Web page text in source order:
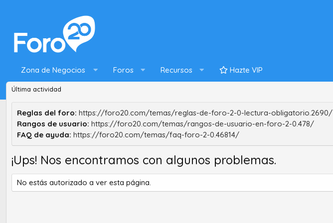
Zona de Negocios Foros Recursos Hazte VIP
Última actividad
Reglas del foro: https://foro20.com/temas/reglas-de-foro-2-0-lectura-obligatorio.2690/
Rangos de usuario: https://foro20.com/temas/rangos-de-usuario-en-foro-2-0.478/
FAQ de ayuda: https://foro20.com/temas/faq-foro-2-0.46814/
¡Ups! Nos encontramos con algunos problemas.
No estás autorizado a ver esta página.